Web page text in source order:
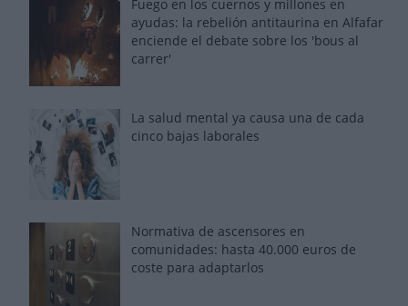
Fuego en los cuernos y millones en
ayudas: la rebelión antitaurina en Alfafar
enciende el debate sobre los 'bous al
carrer'
La salud mental ya causa una de cada
cinco bajas laborales
Normativa de ascensores en
comunidades: hasta 40.000 euros de
coste para adaptarlos